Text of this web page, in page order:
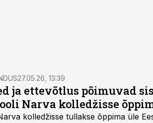
27.05.26, 13:39
ja ettevõtlus põimuvad
Narva kolledžisse
kolledžisse tullakse õppima üle